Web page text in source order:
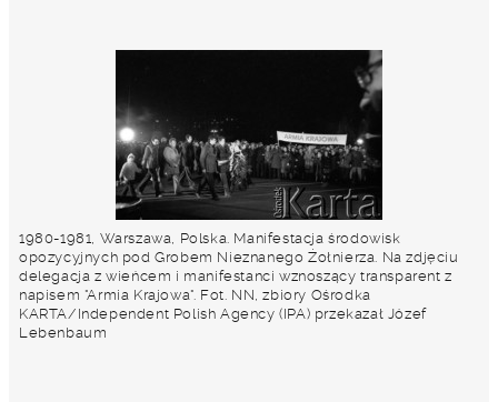
1980-1981, Warszawa, Polska. Manifestacja środowisk
opozycyjnych pod Grobem Nieznanego Żołnierza. Na zdjęciu
delegacja z wieńcem i manifestanci wznoszący transparent z
napisem "Armia Krajowa". Fot. NN, zbiory Ośrodka
KARTA/Independent Polish Agency (IPA) przekazał Józef
Lebenbaum